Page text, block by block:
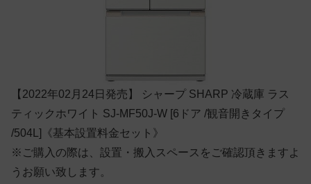
【2022年02月24日発売】 シャープ SHARP 冷蔵庫 ラス
ティックホワイト SJ-MF50J-W [6ドア /観音開きタイプ
/504L]《基本設置料金セット》
※ご購入の際は、設置・搬入スペースをご確認頂きますよ
うお願い致します。